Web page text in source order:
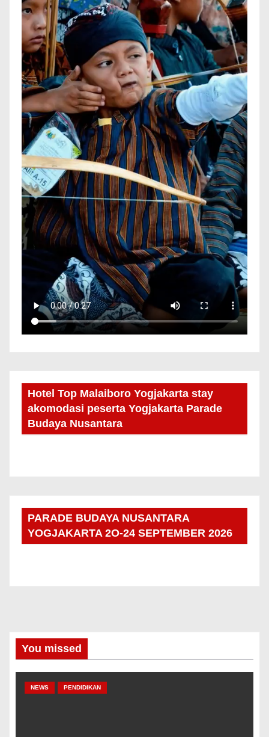
Hotel Top Malaiboro Yogjakarta stay
akomodasi peserta Yogjakarta Parade
Budaya Nusantara
PARADE BUDAYA NUSANTARA
YOGJAKARTA 2O-24 SEPTEMBER 2026
You missed
NEWS PENDIDIKAN